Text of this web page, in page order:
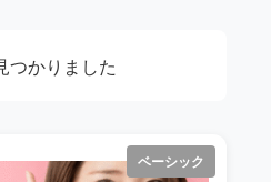
つかりました
ベーシック